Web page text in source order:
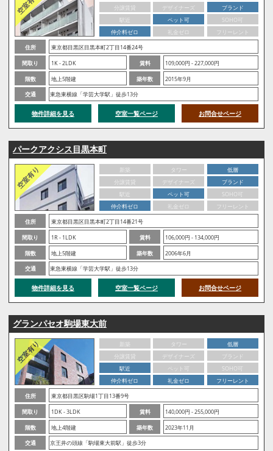
分譲賃貸
デザイナーズ
ブランド
駅近
ペット可
SOHO可
仲介料ゼロ
礼金ゼロ
フリーレント
住所
東京都目黒区目黒本町2丁目14番24号
間取り
1K - 2LDK 賃料
109,000円 - 227,000円
階数
地上5階建 築年数
2015年9月
交通
東急東横線「学芸大学駅」徒歩13分
物件詳細を見る 空室一覧ページ お問合せページ
パークアクシス目黒本町
新築 タワー
低層
分譲賃貸
デザイナーズ
ブランド
駅近
ペット可
SOHO可
仲介料ゼロ
礼金ゼロ
フリーレント
住所
東京都目黒区目黒本町2丁目14番21号
間取り
1R - 1LDK 賃料
106,000円 - 134,000円
階数
地上5階建 築年数
2006年6月
交通
東急東横線「学芸大学駅」徒歩13分
物件詳細を見る 空室一覧ページ お問合せページ
グランパセオ駒場東大前
新築 タワー
低層
分譲賃貸
デザイナーズ
ブランド
駅近
ペット可
SOHO可
仲介料ゼロ
礼金ゼロ
フリーレント
住所
東京都目黒区駒場1丁目13番9号
間取り
1DK - 3LDK 賃料
140,000円 - 255,000円
階数
地上4階建 築年数
2023年11月
交通
京王井の頭線「駒場東大前駅」徒歩3分